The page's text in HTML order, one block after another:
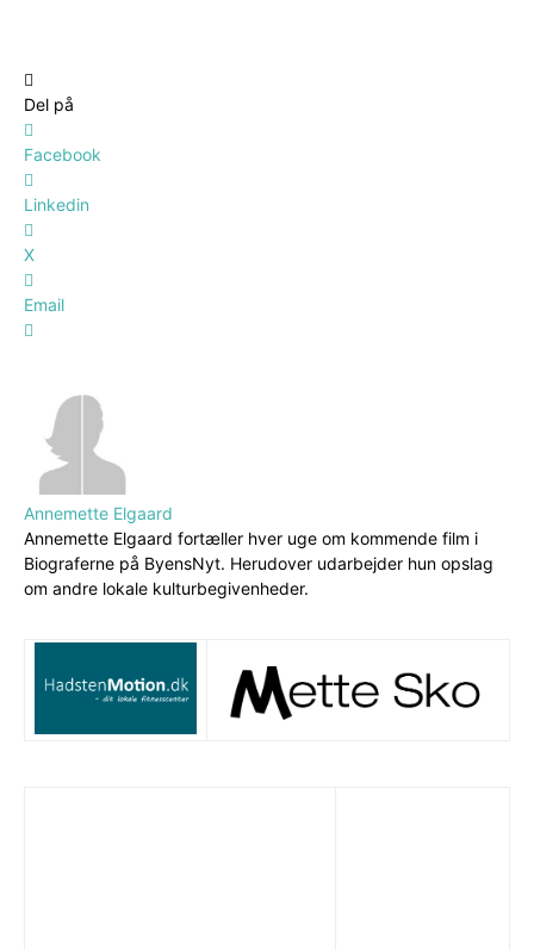
Del på
Facebook
Linkedin
X
Email
Annemette Elgaard
Annemette Elgaard fortæller hver uge om kommende film i
Biograferne på ByensNyt. Herudover udarbejder hun opslag
om andre lokale kulturbegivenheder.